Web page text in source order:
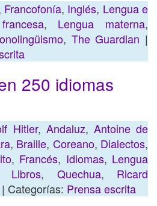
Francofonía, Inglés, Lengua e
, Lengua materna,
, The Guardian |
250 idiomas
Hitler, Andaluz, Antoine de
, Braille, Coreano, Dialectos,
, Francés, Idiomas, Lengua
Libros, Quechua, Ricard
| Categorías: Prensa escrita